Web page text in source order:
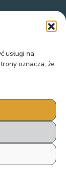
usługi na
oznacza, że
©